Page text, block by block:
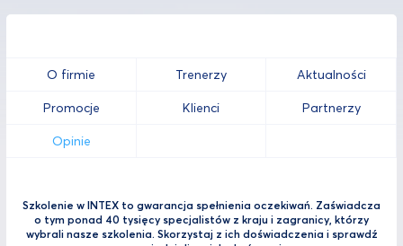
O firmie Trenerzy Aktualności
Promocje Klienci Partnerzy
Opinie
Szkolenie w INTEX to gwarancja spełnienia oczekiwań. Zaświadcza
o tym ponad 40 tysięcy specjalistów z kraju i zagranicy, którzy
wybrali nasze szkolenia. Skorzystaj z ich doświadczenia i sprawdź